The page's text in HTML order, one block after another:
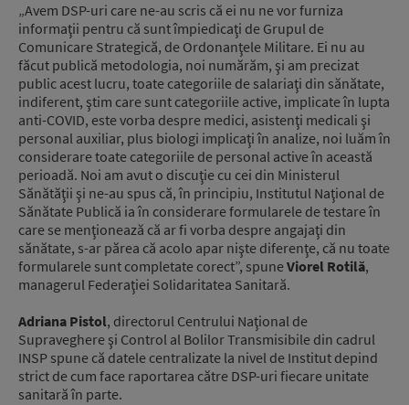
„Avem DSP-uri care ne-au scris că ei nu ne vor furniza
informaţii pentru că sunt împiedicaţi de Grupul de
Comunicare Strategică, de Ordonanţele Militare. Ei nu au
făcut publică metodologia, noi numărăm, şi am precizat
public acest lucru, toate categoriile de salariaţi din sănătate,
indiferent, ştim care sunt categoriile active, implicate în lupta
anti-COVID, este vorba despre medici, asistenţi medicali şi
personal auxiliar, plus biologi implicaţi în analize, noi luăm în
considerare toate categoriile de personal active în această
perioadă. Noi am avut o discuţie cu cei din Ministerul
Sănătăţii şi ne-au spus că, în principiu, Institutul Naţional de
Sănătate Publică ia în considerare formularele de testare în
care se menţionează că ar fi vorba despre angajaţi din
sănătate, s-ar părea că acolo apar nişte diferenţe, că nu toate
formularele sunt completate corect”, spuneViorel Rotilă,
managerul Federaţiei Solidaritatea Sanitară.
Adriana Pistol, directorul Centrului Naţional de
Supraveghere şi Control al Bolilor Transmisibile din cadrul
INSP spune că datele centralizate la nivel de Institut depind
strict de cum face raportarea către DSP-uri fiecare unitate
sanitară în parte.